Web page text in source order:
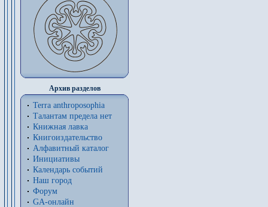
Архив разделов
Terra anthroposophia
Талантам предела нет
Книжная лавка
Книгоиздательство
Алфавитный каталог
Инициативы
Календарь событий
Наш город
Форум
GA-онлайн